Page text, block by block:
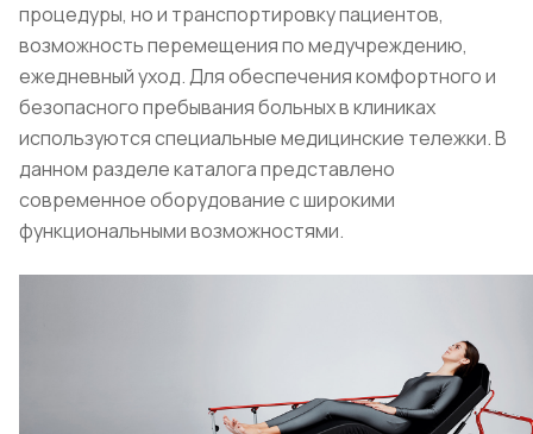
процедуры, но и транспортировку пациентов,
возможность перемещения по медучреждению,
ежедневный уход. Для обеспечения комфортного и
безопасного пребывания больных в клиниках
используются специальные медицинские тележки. В
данном разделе каталога представлено
современное оборудование с широкими
функциональными возможностями.